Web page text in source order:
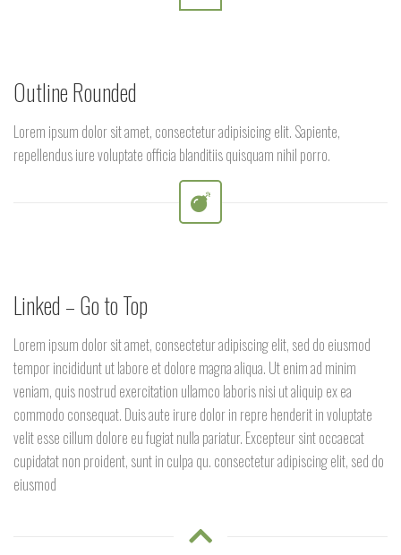
Outline Rounded
Lorem ipsum dolor sit amet, consectetur adipisicing elit. Sapiente,
repellendus iure voluptate officia blanditiis quisquam nihil porro.
Linked – Go to Top
Lorem ipsum dolor sit amet, consectetur adipiscing elit, sed do eiusmod
tempor incididunt ut labore et dolore magna aliqua. Ut enim ad minim
veniam, quis nostrud exercitation ullamco laboris nisi ut aliquip ex ea
commodo consequat. Duis aute irure dolor in repre henderit in voluptate
velit esse cillum dolore eu fugiat nulla pariatur. Excepteur sint occaecat
cupidatat non proident, sunt in culpa qu. consectetur adipiscing elit, sed do
eiusmod